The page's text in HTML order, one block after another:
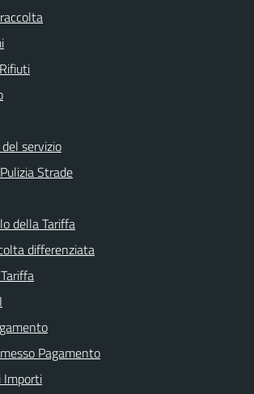
servizio
Strade
della Tariffa
differenziata
Pagamento
Importi